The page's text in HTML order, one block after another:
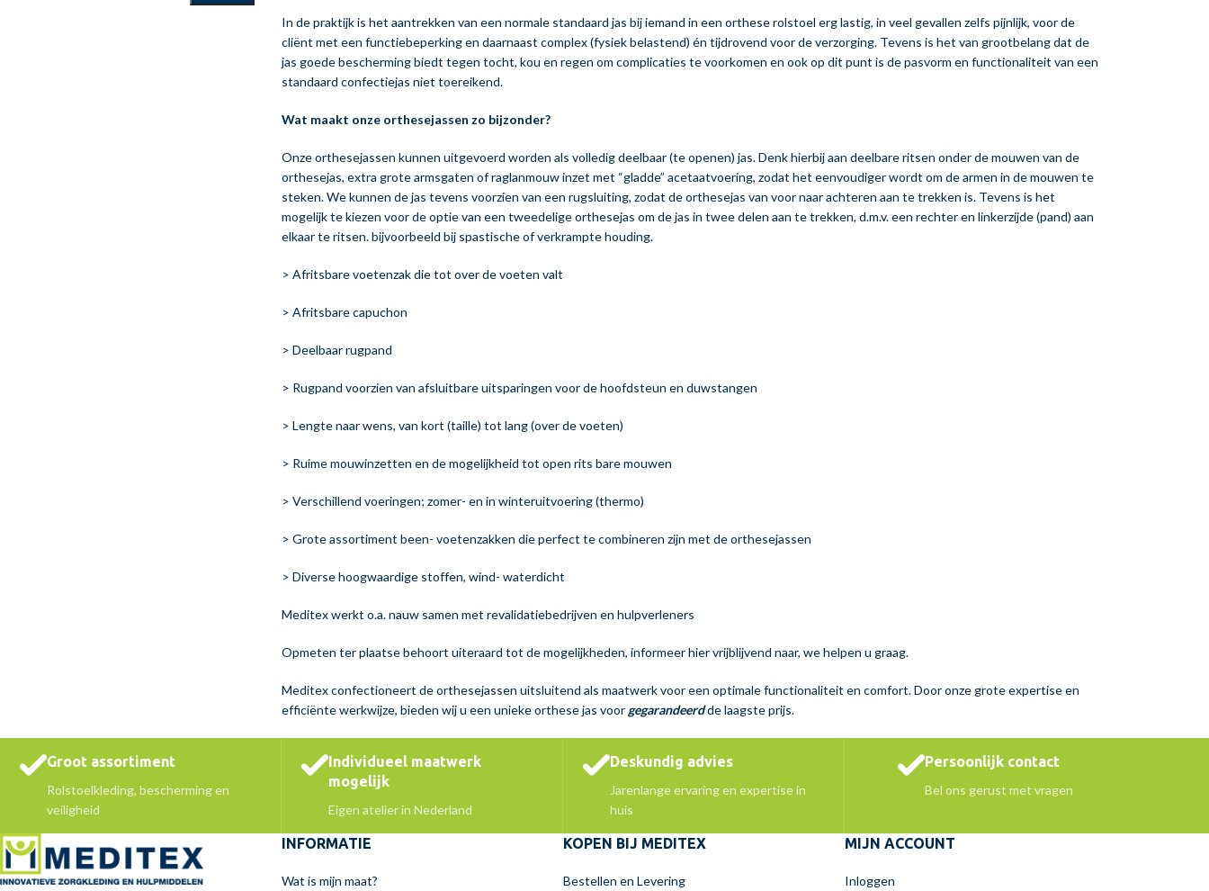
In de praktijk is het aantrekken van een normale standaard jas bij iemand in een orthese rolstoel erg lastig, in veel gevallen zelfs pijnlijk, voor de
cliënt met een functiebeperking en daarnaast complex (fysiek belastend) én tijdrovend voor de verzorging. Tevens is het van grootbelang dat de
jas goede bescherming biedt tegen tocht, kou en regen om complicaties te voorkomen en ook op dit punt is de pasvorm en functionaliteit van een
standaard confectiejas niet toereikend.
Wat maakt onze orthesejassen zo bijzonder?
Onze orthesejassen kunnen uitgevoerd worden als volledig deelbaar (te openen) jas. Denk hierbij aan deelbare ritsen onder de mouwen van de
orthesejas, extra grote armsgaten of raglanmouw inzet met “gladde” acetaatvoering, zodat het eenvoudiger wordt om de armen in de mouwen te
steken. We kunnen de jas tevens voorzien van een rugsluiting, zodat de orthesejas van voor naar achteren aan te trekken is. Tevens is het
mogelijk te kiezen voor de optie van een tweedelige orthesejas om de jas in twee delen aan te trekken, d.m.v. een rechter en linkerzijde (pand) aan
elkaar te ritsen. bijvoorbeeld bij spastische of verkrampte houding.
> Afritsbare voetenzak die tot over de voeten valt
> Afritsbare capuchon
> Deelbaar rugpand
> Rugpand voorzien van afsluitbare uitsparingen voor de hoofdsteun en duwstangen
> Lengte naar wens, van kort (taille) tot lang (over de voeten)
> Ruime mouwinzetten en de mogelijkheid tot open rits bare mouwen
> Verschillend voeringen; zomer- en in winteruitvoering (thermo)
> Grote assortiment been- voetenzakken die perfect te combineren zijn met de orthesejassen
> Diverse hoogwaardige stoffen, wind- waterdicht
Meditex werkt o.a. nauw samen met revalidatiebedrijven en hulpverleners
Opmeten ter plaatse behoort uiteraard tot de mogelijkheden, informeer hier vrijblijvend naar, we helpen u graag.
Meditex confectioneert de orthesejassen uitsluitend als maatwerk voor een optimale functionaliteit en comfort. Door onze grote expertise en
efficiënte werkwijze, bieden wij u een unieke orthese jas voor gegarandeerdde laagste prijs.
Groot assortiment
Rolstoelkleding, bescherming en
veiligheid
Individueel maatwerk
mogelijk
Eigen atelier in Nederland
Deskundig advies
Jarenlange ervaring en expertise in
huis
Persoonlijk contact
Bel ons gerust met vragen
INFORMATIE
Wat is mijn maat?
KOPEN BIJ MEDITEX
Bestellen en Levering
MIJN ACCOUNT
Inloggen